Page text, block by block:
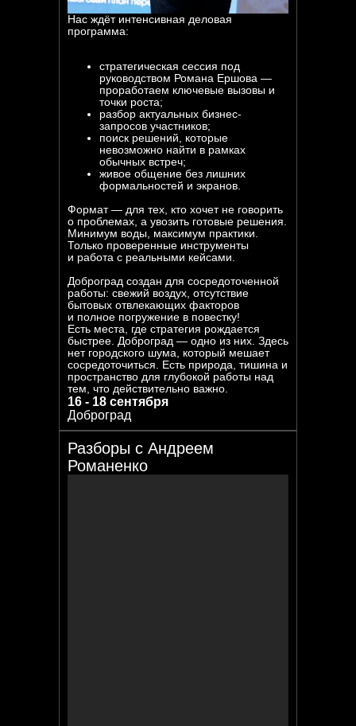
Нас ждёт интенсивная деловая
программа:
стратегическая сессия под
руководством Романа Ершова —
проработаем ключевые вызовы и
точки роста;
разбор актуальных бизнес-
запросов участников;
поиск решений, которые
невозможно найти в рамках
обычных встреч;
живое общение без лишних
формальностей и экранов.
Формат — для тех, кто хочет не говорить
о проблемах, а увозить готовые решения.
Минимум воды, максимум практики.
Только проверенные инструменты
и работа с реальными кейсами.
Доброград создан для сосредоточенной
работы: свежий воздух, отсутствие
бытовых отвлекающих факторов
и полное погружение в повестку!
Есть места, где стратегия рождается
быстрее. Доброград — одно из них. Здесь
нет городского шума, который мешает
сосредоточиться. Есть природа, тишина и
пространство для глубокой работы над
тем, что действительно важно.
16 - 18 сентября
Доброград
Разборы с Андреем
Романенко
ОКТЯБРЬ